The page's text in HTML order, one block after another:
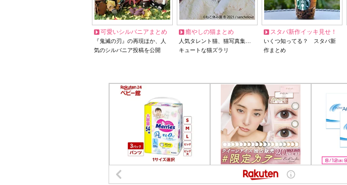
可愛いシルバニアまとめ
『鬼滅の刃』の再現ほか、人
気のシルバニア投稿を公開
癒やしの猫まとめ
人気タレント猫、猫写真集…
キュートな猫ズラリ
スタバ新作イッキ見せ！
いくつ知ってる？ スタバ新
作まとめ